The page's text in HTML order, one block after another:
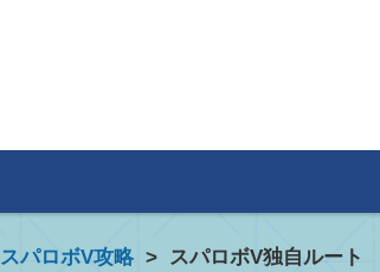
スパロボV攻略 > スパロボV独自ルート